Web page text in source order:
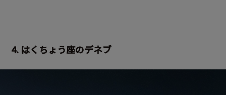
4. はくちょう座のデネブ